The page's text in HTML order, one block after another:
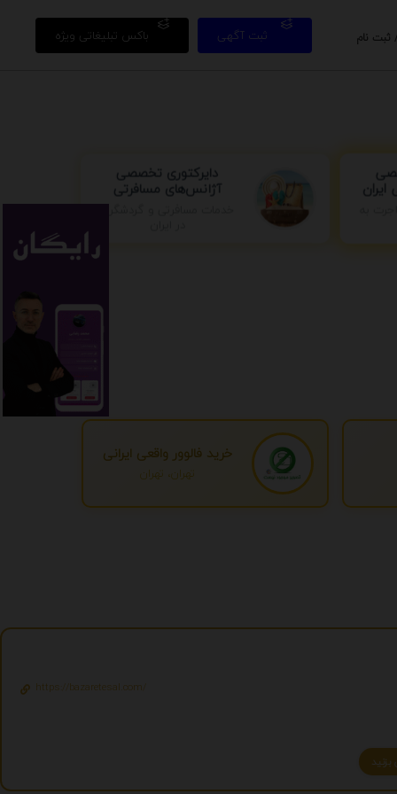
باکس تبلیغاتی ویژه ثبت آگهی نام
دایرکتوری تخصصی
آژانس‌های مسافرتی
خدمات مسافرتی و گردشگری
خرید فالوور واقعی ایرانی
تهران، تهران
https://bazaretesal.com/